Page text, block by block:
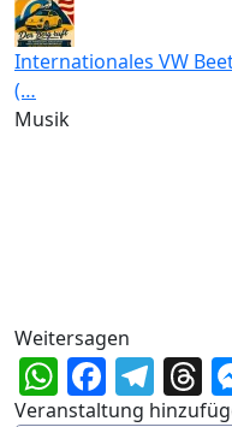
Internationales VW
(…
Musik
Weitersagen
Veranstaltung